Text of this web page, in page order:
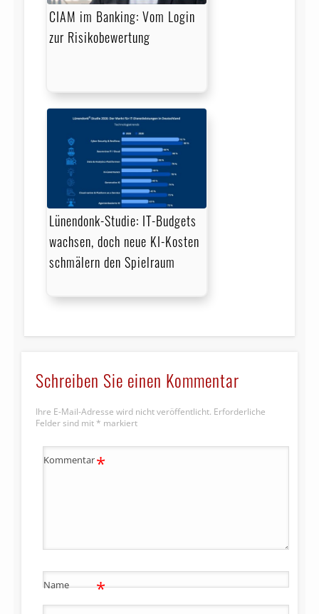
CIAM im Banking: Vom Login
zur Risikobewertung
Lünendonk-Studie: IT-Budgets
wachsen, doch neue KI-Kosten
schmälern den Spielraum
Schreiben Sie einen Kommentar
Ihre E-Mail-Adresse wird nicht veröffentlicht. Erforderliche
Felder sind mit * markiert
Kommentar*
Name *